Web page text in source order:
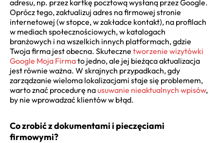
adresu, np. przez kartkę pocztową wysłaną przez Google.
Oprócz tego, zaktualizuj adres na firmowej stronie
internetowej (w stopce, w zakładce kontakt), na profilach
w mediach społecznościowych, w katalogach
branżowych i na wszelkich innych platformach, gdzie
Twoja firma jest obecna. Skuteczne tworzenie wizytówki
Google Moja Firmato jedno, ale jej bieżąca aktualizacja
jest równie ważna. W skrajnych przypadkach, gdy
zarządzanie wieloma lokalizacjami staje się problemem,
warto znać procedurę nausuwanie nieaktualnych wpisów,
by nie wprowadzać klientów w błąd.
Co zrobić z dokumentami i pieczęciami
firmowymi?